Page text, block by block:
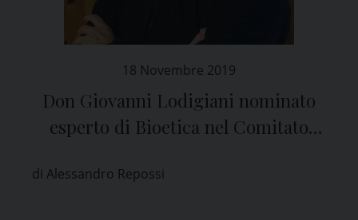
18 Novembre 2019
Don Giovanni Lodigiani nominato
esperto di Bioetica nel Comitato
di Alessandro Repossi